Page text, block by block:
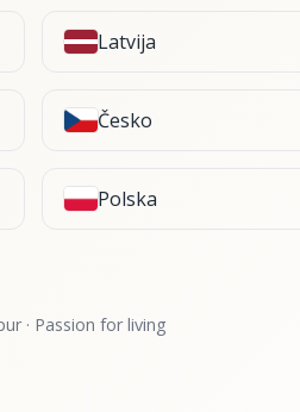
Latvija
Česko
Polska
· Passion for living